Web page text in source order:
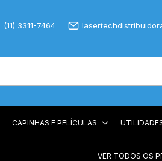
(11) 3311-7464
CAPINHAS E PELÍCULAS
VER TODOS OS